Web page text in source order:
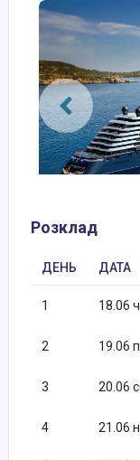
Розклад
ДЕНЬ ДАТА
1 18.06
2 19.06
3 20.06
4 21.06